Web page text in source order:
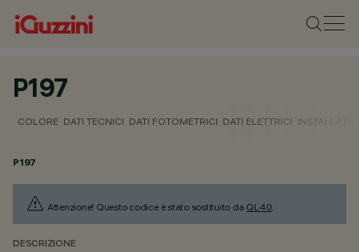
P197
COLORE DATI TECNICI DATI FOTOMETRICI DATI ELETTRICI
P197
Attenzione! Questo codice è stato sostituito da QL40.
DESCRIZIONE